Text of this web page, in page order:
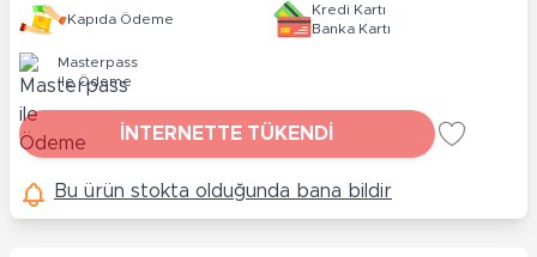
Kapıda Ödeme
Kredi Kartı
Banka Kartı
Masterpass
ile Ödeme
İNTERNETTE TÜKENDİ
Bu ürün stokta olduğunda bana bildir